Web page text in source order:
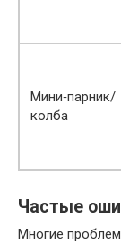
Мини‑парник/
колба
Частые
Многие